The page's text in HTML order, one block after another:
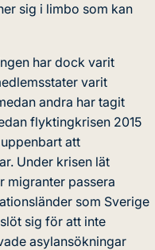
sig i limbo som kan
har dock varit
varit
andra har tagit
flyktingkrisen 2015
att
Under krisen lät
migranter passera
som Sverige
sig för att inte
asylansökningar